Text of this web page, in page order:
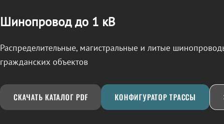
Шинопровод до 1 кВ
Распределительные, магистральные и литые
гражданских объектов
СКАЧАТЬ КАТАЛОГ PDF КОНФИГУРАТОР ТРАССЫ